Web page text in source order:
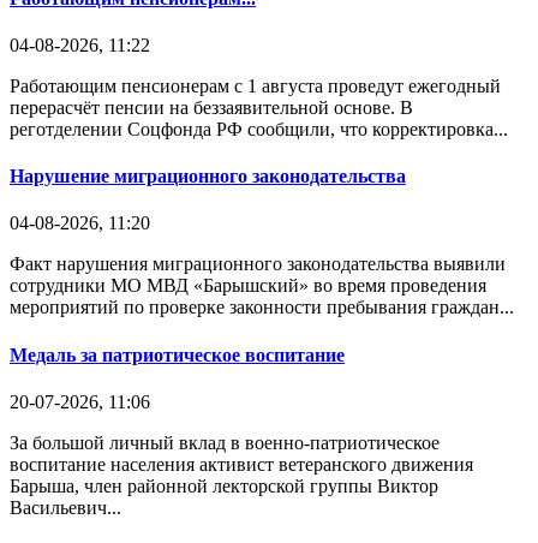
04-08-2026, 11:22
Работающим пенсионерам с 1 августа проведут ежегодный
перерасчёт пенсии на беззаявительной основе. В
реготделении Соцфонда РФ сообщили, что корректировка...
Нарушение миграционного законодательства
04-08-2026, 11:20
Факт нарушения миграционного законодательства выявили
сотрудники МО МВД «Барышский» во время проведения
мероприятий по проверке законности пребывания граждан...
Медаль за патриотическое воспитание
20-07-2026, 11:06
За большой личный вклад в военно-патриотическое
воспитание населения активист ветеранского движения
Барыша, член районной лекторской группы Виктор
Васильевич...